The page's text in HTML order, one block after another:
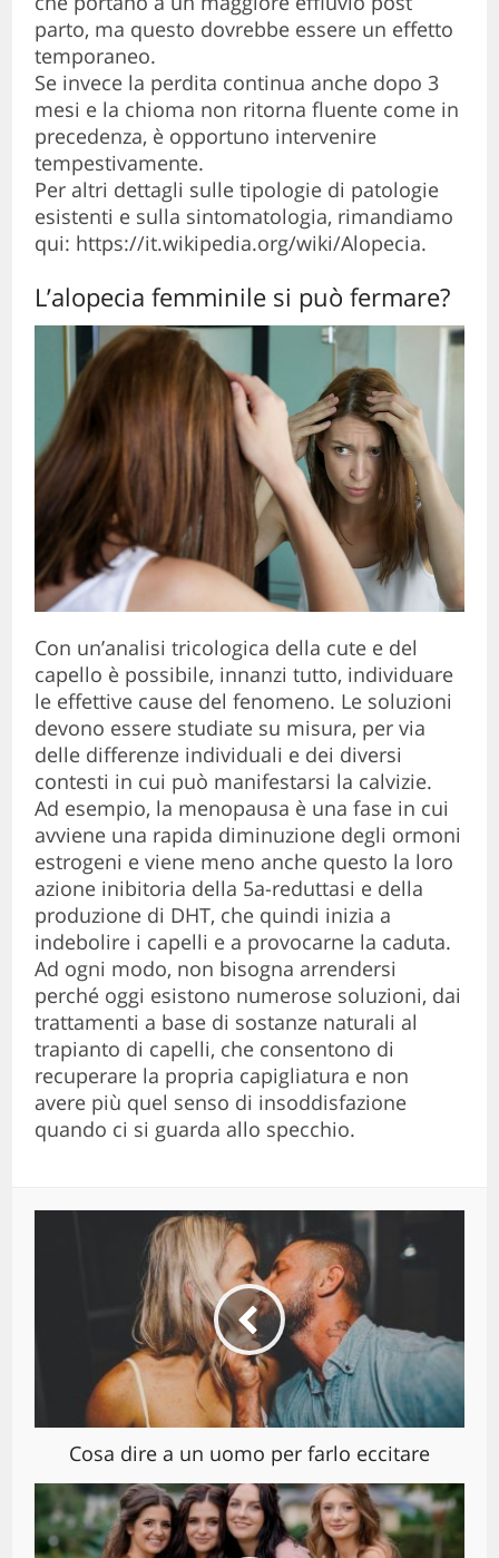
parto, ma questo dovrebbe essere un effetto
temporaneo.
Se invece la perdita continua anche dopo 3
mesi e la chioma non ritorna fluente come in
precedenza, è opportuno intervenire
tempestivamente.
Per altri dettagli sulle tipologie di patologie
esistenti e sulla sintomatologia, rimandiamo
qui: https://it.wikipedia.org/wiki/Alopecia.
L’alopecia femminile si può fermare?
Con un’analisi tricologica della cute e del
capello è possibile, innanzi tutto, individuare
le effettive cause del fenomeno. Le soluzioni
devono essere studiate su misura, per via
delle differenze individuali e dei diversi
contesti in cui può manifestarsi la calvizie.
Ad esempio, la menopausa è una fase in cui
avviene una rapida diminuzione degli ormoni
estrogeni e viene meno anche questo la loro
azione inibitoria della 5a-reduttasi e della
produzione di DHT, che quindi inizia a
indebolire i capelli e a provocarne la caduta.
Ad ogni modo, non bisogna arrendersi
perché oggi esistono numerose soluzioni, dai
trattamenti a base di sostanze naturali al
trapianto di capelli, che consentono di
recuperare la propria capigliatura e non
avere più quel senso di insoddisfazione
quando ci si guarda allo specchio.
Cosa dire a un uomo per farlo eccitare